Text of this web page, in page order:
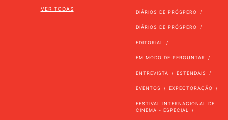
VER TODAS
DIÁRIOS DE PRÓSPERO
DIÁRIOS DE PRÓSPERO
EDITORIAL
EM MODO DE PERGUNTAR
ENTREVISTA ESTENDAIS
EVENTOS EXPECTORAÇÃO
FESTIVAL INTERNACIONAL DE
CINEMA - ESPECIAL